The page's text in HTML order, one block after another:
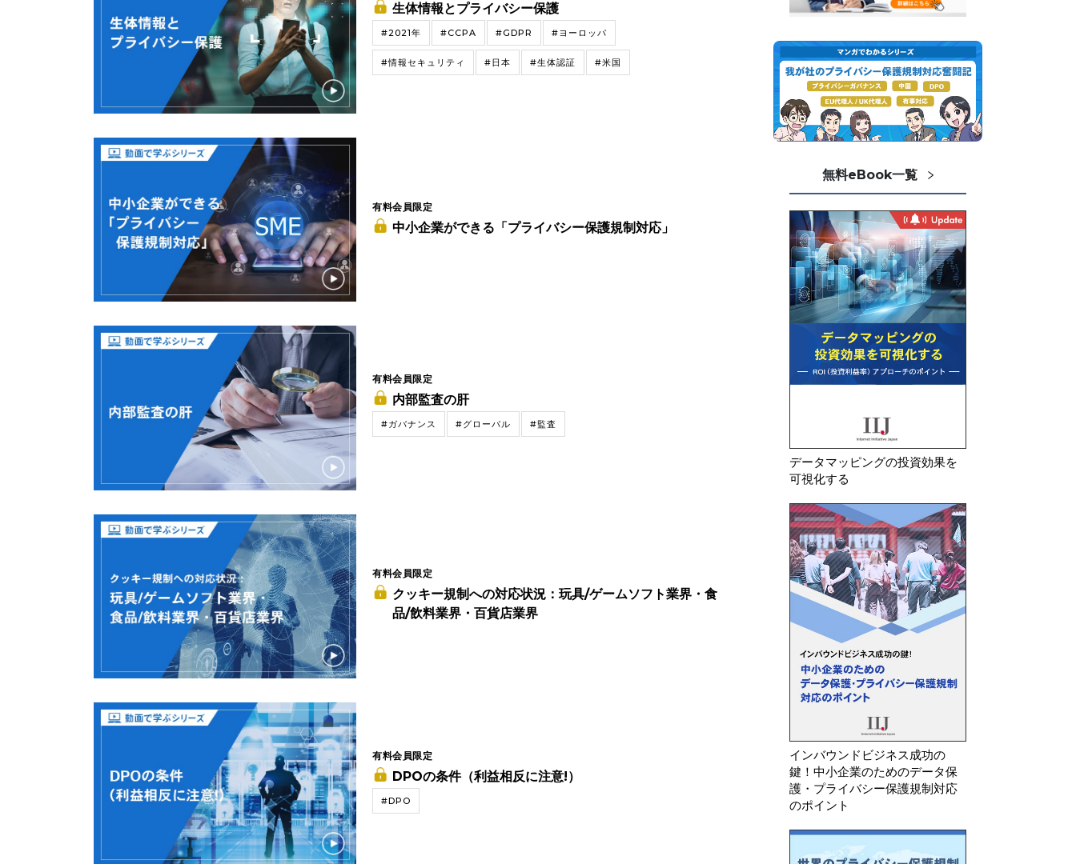
生体情報とプライバシー保護
#2021年 #CCPA #GDPR #ヨーロッパ
#情報セキュリティ #日本 #生体認証 #米国
有料会員限定
中小企業ができる「プライバシー保護規制対応」
有料会員限定
内部監査の肝
#ガバナンス #グローバル #監査
有料会員限定
クッキー規制への対応状況：玩具/ゲームソフト業界・食
品/飲料業界・百貨店業界
有料会員限定
DPOの条件（利益相反に注意!）
#DPO
無料eBook一覧
データマッピングの投資効果を
可視化する
インバウンドビジネス成功の
鍵！中小企業のためのデータ保
護・プライバシー保護規制対応
のポイント